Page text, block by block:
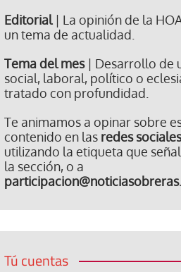
Editorial| La opinión de la
un tema de actualidad.
Tema del mes| Desarrollo de
social, laboral, político o
tratado con profundidad.
Te animamos a opinar sobre
contenido en las redes sociales
utilizando la etiqueta que
la sección, o a
Tú cuentas